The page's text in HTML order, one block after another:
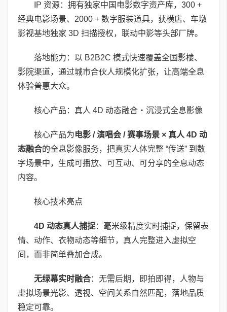
IP 资源：拥有独家中国电影数字资产库，300 +
经典电影场景、2000 + 数字服装道具，获横店、车墩
影视基地独家 3D 扫描授权，联动中影等头部厂牌。
落地能力：以 B2B2C 模式快速覆盖全国影楼、
影院渠道，通过城市合伙人规模化扩张，让高端全息
体验普惠大众。
核心产品：真人 4D 动态融合・沉浸式全息影像
核心产品为电影 /演唱会 /赛事场景 × 真人 4D 动
态融合的全息影像服务，把真实人体完整 “传送” 到数
字场景中，生成可播放、可互动、可分享的全息动态
内容。
核心技术亮点
4D 动态真人捕捉：毫米级精度实时捕捉，保留表
情、动作、衣物动态等细节，真人完整进入虚拟空
间，而非简单叠加合成。
无绿幕实时融合：无需后期，即拍即得，人物与
虚拟场景光影、透视、空间关系自然匹配，落地品质
稳定可靠。